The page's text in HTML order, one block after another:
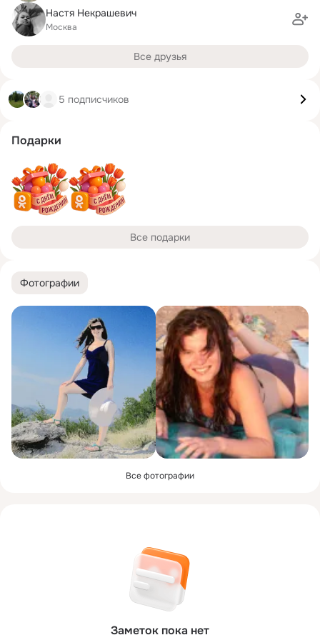
Фотографии
Все фотографии
Заметок пока нет
Настя Некрашевич
Москва
Все друзья
5 подписчиков
Подарки
Все подарки